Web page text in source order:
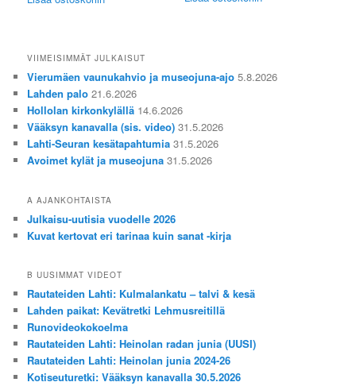
VIIMEISIMMÄT JULKAISUT
Vierumäen vaunukahvio ja museojuna-ajo 5.8.2026
Lahden palo 21.6.2026
Hollolan kirkonkylällä 14.6.2026
Vääksyn kanavalla (sis. video) 31.5.2026
Lahti-Seuran kesätapahtumia 31.5.2026
Avoimet kylät ja museojuna 31.5.2026
A AJANKOHTAISTA
Julkaisu-uutisia vuodelle 2026
Kuvat kertovat eri tarinaa kuin sanat -kirja
B UUSIMMAT VIDEOT
Rautateiden Lahti: Kulmalankatu – talvi & kesä
Lahden paikat: Kevätretki Lehmusreitillä
Runovideokokoelma
Rautateiden Lahti: Heinolan radan junia (UUSI)
Rautateiden Lahti: Heinolan junia 2024-26
Kotiseuturetki: Vääksyn kanavalla 30.5.2026